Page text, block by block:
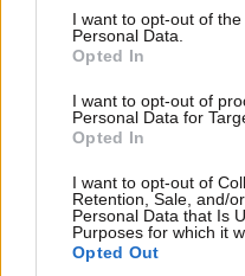
consent section.
I want to opt-out of
Personal Data.
Opted In
I want to opt-out of
Personal Data for
Opted In
I want to opt-out of
Retention, Sale, and/
Personal Data that Is
Purposes for which it
Opted Out
«Ο εφιάλτης μου στο
Σαϊεντολόγων» –
«παραδόθηκε» στη